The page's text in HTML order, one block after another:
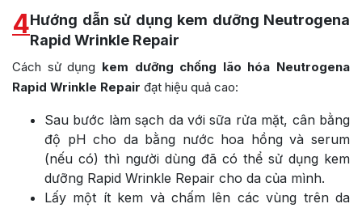
4Hướng dẫn sử dụng kem dưỡng Neutrogena
Rapid Wrinkle Repair
Cách sử dụng kem dưỡng chống lão hóa Neutrogena
Rapid Wrinkle Repair đạt hiệu quả cao:
Sau bước làm sạch da với sữa rửa mặt, cân bằng
độ pH cho da bằng nước hoa hồng và serum
(nếu có) thì người dùng đã có thể sử dụng kem
dưỡng Rapid Wrinkle Repair cho da của mình.
Lấy một ít kem và chấm lên các vùng trên da